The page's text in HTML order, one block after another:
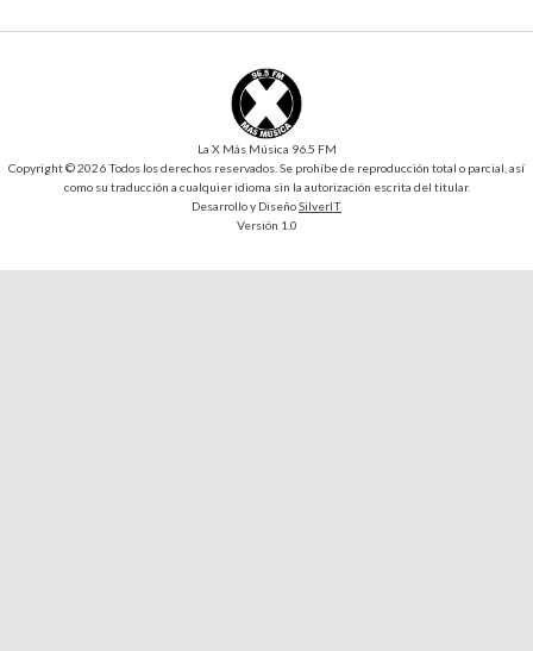
La X Más Música 96.5 FM
Copyright © 2026 Todos los derechos reservados. Se prohíbe de reproducción total o parcial, así
como su traducción a cualquier idioma sin la autorización escrita del titular.
Desarrollo y DiseñoSilverIT
Versión 1.0